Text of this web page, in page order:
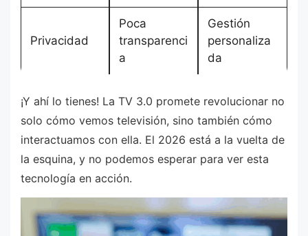
Privacidad
Poca
transparenci
a
Gestión
personaliza
da
¡Y ahí lo tienes! La TV 3.0 promete revolucionar no
solo cómo vemos televisión, sino también cómo
interactuamos con ella. El 2026 está a la vuelta de
la esquina, y no podemos esperar para ver esta
tecnología en acción.